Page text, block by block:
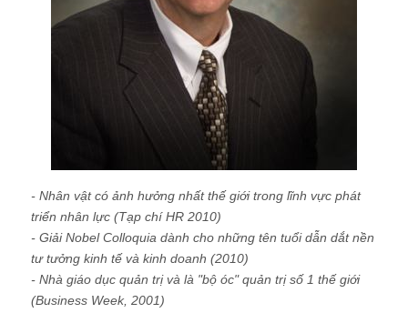
- Nhân vật có ảnh hưởng nhất thế giới trong lĩnh vực phát
triển nhân lực (Tạp chí HR 2010)
- Giải Nobel Colloquia dành cho những tên tuổi dẫn dắt nền
tư tưởng kinh tế và kinh doanh (2010)
- Nhà giáo dục quản trị và là "bộ óc" quản trị số 1 thế giới
(Business Week, 2001)